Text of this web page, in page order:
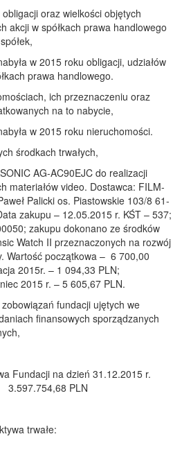
oraz wielkości objętych
akcji w spółkach prawa handlowego
w 2015 roku obligacji, udziałów
prawa handlowego.
ich przeznaczeniu oraz
na to nabycie,
w 2015 roku nieruchomości.
środkach trwałych,
AG-AC90EJC do realizacji
materiałów video. Dostawca: FILM-
Palicki os. Piastowskie 103/8 61-
zakupu – 12.05.2015 r. KŚT – 537;
zakupu dokonano ze środków
Watch II przeznaczonych na rozwój
Wartość początkowa – 6 700,00
2015r. – 1 094,33 PLN;
2015 r. – 5 605,67 PLN.
fundacji ujętych we
finansowych sporządzanych
Fundacji na dzień 31.12.2015 r.
PLN
trwałe: